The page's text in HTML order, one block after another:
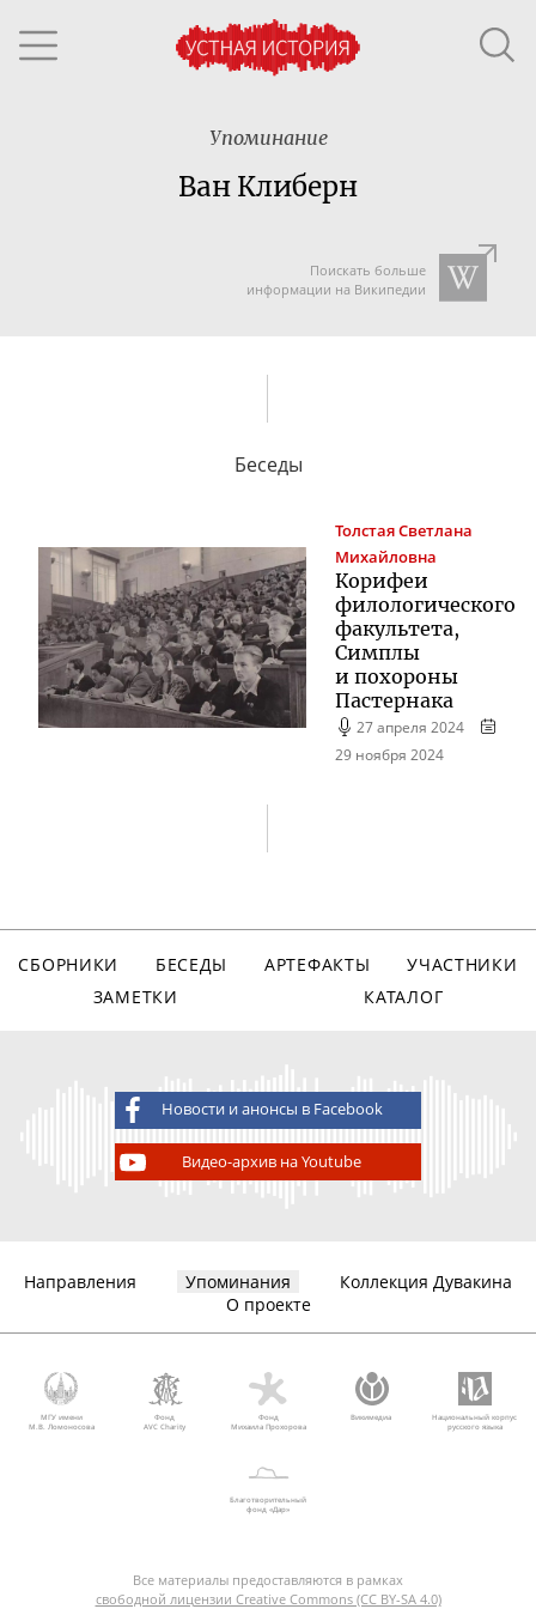
Упоминание
Ван Клиберн
Поискать больше
информации на Википедии
Беседы
ТолстаяСветлана
Михайловна
Корифеи
филологического
факультета,
Симплы
и похороны
Пастернака
27 апреля 2024
29 ноября 2024
СБОРНИКИ БЕСЕДЫ АРТЕФАКТЫ
УЧАСТНИКИ
ЗАМЕТКИ
КАТАЛОГ
Новости и анонсы в Facebook
Видео-архив на Youtube
Направления Упоминания
Коллекция Дувакина
О проекте
МГУ имени
М.В. Ломоносова
Фонд
AVC Charity
Фонд
Михаила Прохорова
Викимедиа
Национальный корпус
русского языка
Благотворительный
фонд «Дар»
Все материалы предоставляются в рамках
свободной лицензии Creative Commons (CC BY-SA 4.0)